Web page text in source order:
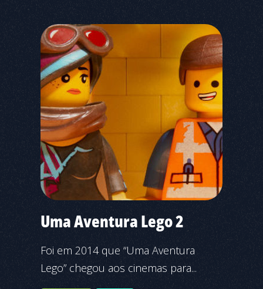
Uma Aventura Lego 2
Foi em 2014 que “Uma Aventura
Lego” chegou aos cinemas para...